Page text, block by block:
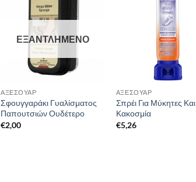
ΕΞΑΝΤΛΗΜΈΝΟ
ΑΞΕΣΟΥΆΡ
Σφουγγαράκι Γυαλίσματος
Παπουτσιών Ουδέτερο
€2,00
ΑΞΕΣΟΥΆΡ
Σπρέι Για Μύκητες Και
Κακοσμία
€5,26